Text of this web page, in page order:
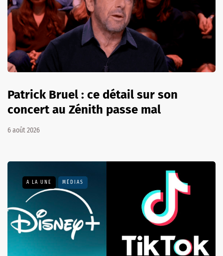
Patrick Bruel : ce détail sur son
concert au Zénith passe mal
6 août 2026
A LA UNE MÉDIAS